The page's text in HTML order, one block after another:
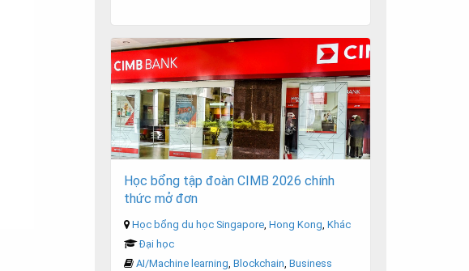
Học bổng tập đoàn CIMB 2026 chính
thức mở đơn
Học bổng du học Singapore, Hong Kong, Khác
Đại học
AI/Machine learning, Blockchain, Business